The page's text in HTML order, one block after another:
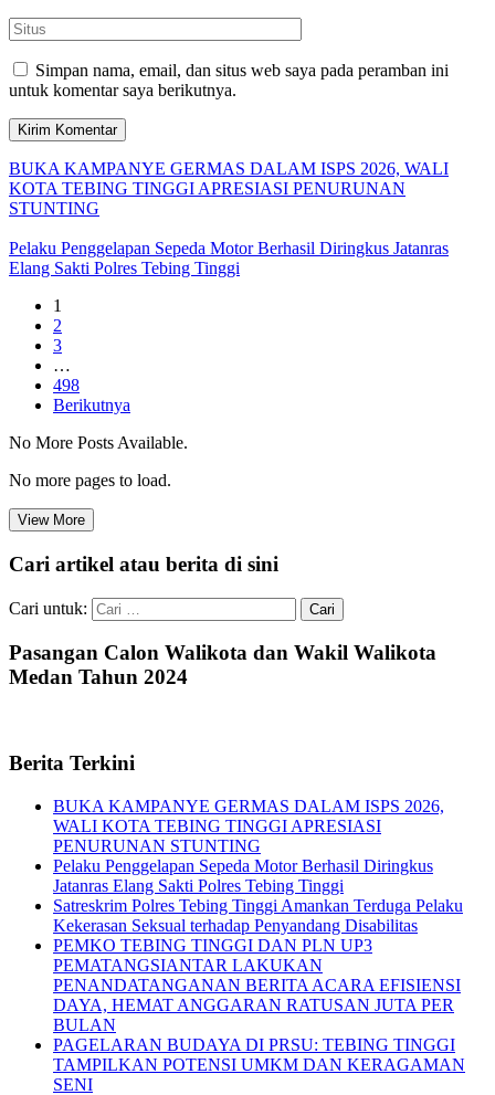
Simpan nama, email, dan situs web saya pada peramban ini
untuk komentar saya berikutnya.
BUKA KAMPANYE GERMAS DALAM ISPS 2026, WALI
KOTA TEBING TINGGI APRESIASI PENURUNAN
STUNTING
Pelaku Penggelapan Sepeda Motor Berhasil Diringkus Jatanras
Elang Sakti Polres Tebing Tinggi
1
2
3
…
498
Berikutnya
No More Posts Available.
No more pages to load.
View More
Cari artikel atau berita di sini
Cari untuk:
Pasangan Calon Walikota dan Wakil Walikota
Medan Tahun 2024
Berita Terkini
BUKA KAMPANYE GERMAS DALAM ISPS 2026,
WALI KOTA TEBING TINGGI APRESIASI
PENURUNAN STUNTING
Pelaku Penggelapan Sepeda Motor Berhasil Diringkus
Jatanras Elang Sakti Polres Tebing Tinggi
Satreskrim Polres Tebing Tinggi Amankan Terduga Pelaku
Kekerasan Seksual terhadap Penyandang Disabilitas
PEMKO TEBING TINGGI DAN PLN UP3
PEMATANGSIANTAR LAKUKAN
PENANDATANGANAN BERITA ACARA EFISIENSI
DAYA, HEMAT ANGGARAN RATUSAN JUTA PER
BULAN
PAGELARAN BUDAYA DI PRSU: TEBING TINGGI
TAMPILKAN POTENSI UMKM DAN KERAGAMAN
SENI